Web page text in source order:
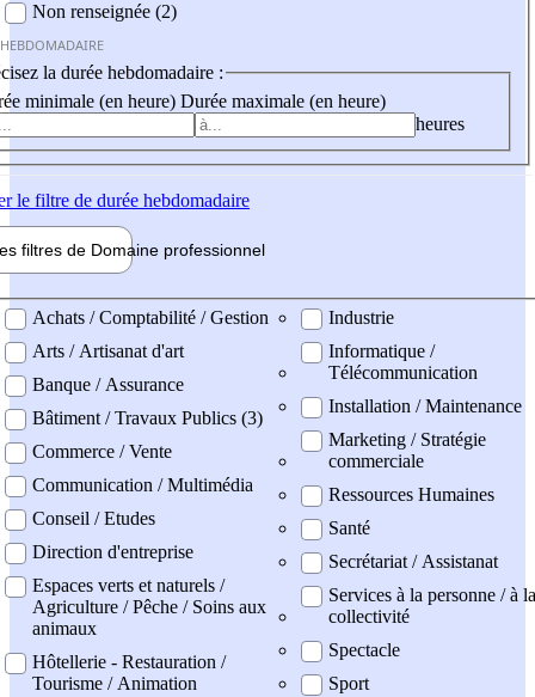
Non renseignée (2)
la durée hebdomadaire :
minimale (en heure) Durée maximale (en heure)
heures
le filtre de durée hebdomadaire
filtres de Domaine professionnel
professionel
Achats / Comptabilité / Gestion
Arts / Artisanat d'art
Banque / Assurance
Bâtiment / Travaux Publics (3)
Commerce / Vente
Communication / Multimédia
Conseil / Etudes
Direction d'entreprise
Espaces verts et naturels /
Agriculture / Pêche / Soins aux
animaux
Hôtellerie - Restauration /
Tourisme / Animation
Industrie
Informatique /
Télécommunication
Installation / Maintenance
Marketing / Stratégie
commerciale
Ressources Humaines
Santé
Secrétariat / Assistanat
Services à la personne / à la
collectivité
Spectacle
Sport